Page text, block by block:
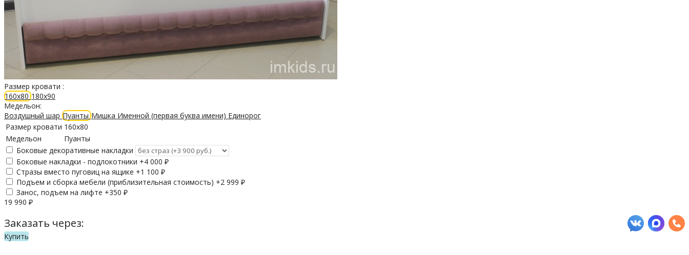
Размер кровати :
160х80180х90
Медельон:
Воздушный шар ПуантыМишка Именной (первая буква имени) Единорог
Размер кровати 160х80
Медельон
Пуанты
Боковые декоративные накладки
Боковые накладки - подлокотники +4 000 ₽
Стразы вместо пуговиц на ящике +1 100 ₽
Подъем и сборка мебели (приблизительная стоимость) +2 999 ₽
Занос, подъем на лифте +350 ₽
19 990 ₽
Заказать через:
Купить